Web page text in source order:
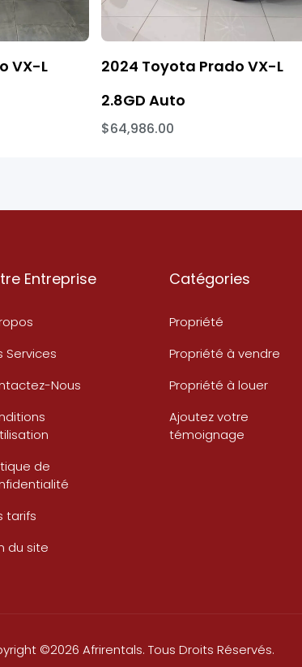
VX-L
2024 Toyota Prado VX-L
2.8GD Auto
$64,986.00
Entreprise
Services
Nous
de
tarifs
du site
Catégories
Propriété
Propriété à vendre
Propriété à louer
Ajoutez votre
témoignage
©2026 Afrirentals. Tous Droits Réservés.